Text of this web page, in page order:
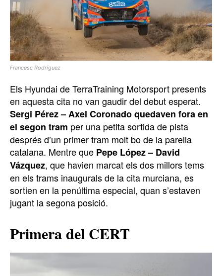
Francesc Rodríguez
Els Hyundai de TerraTraining Motorsport presents
en aquesta cita no van gaudir del debut esperat.
Sergi Pérez – Axel Coronado quedaven fora en
el segon tram per una petita sortida de pista
després d’un primer tram molt bo de la parella
catalana. Mentre que Pepe López – David
Vázquez, que havien marcat els dos millors tems
en els trams inaugurals de la cita murciana, es
sortien en la penúltima especial, quan s’estaven
jugant la segona posició.
Primera del CERT